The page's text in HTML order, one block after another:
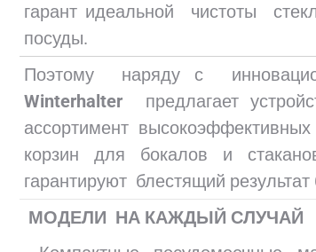
гарант идеальной чистоты
посуды.
Поэтому наряду с
Winterhalter
предлагает
ассортимент
корзин для бокалов и
гарантируют блестящий результат
МОДЕЛИ НА КАЖДЫЙ СЛУЧАЙ